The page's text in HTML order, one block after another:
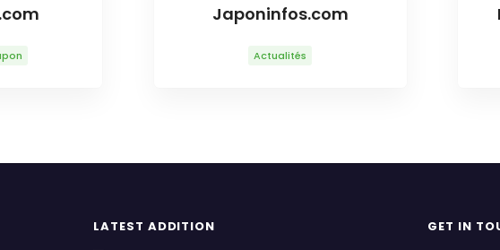
Japoninfos.com
Actualités
LATEST ADDITION GET IN